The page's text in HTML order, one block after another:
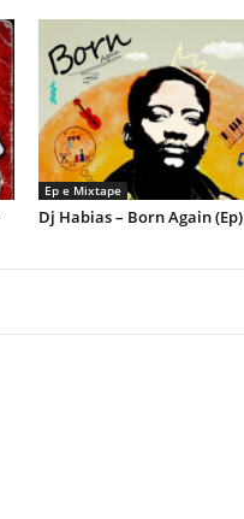
Ep e Mixtape
Dj Habias – Born Again (Ep)